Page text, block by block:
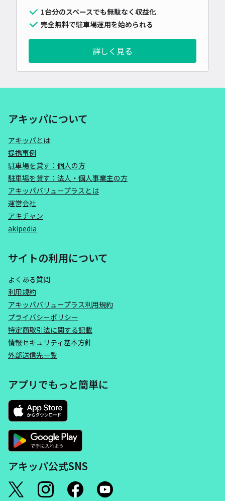
1台分のスペースでも無駄なく収益化
完全無料で駐車場運用を始められる
詳しく見る
アキッパについて
アキッパとは
提携事例
駐車場を貸す：個人の方
駐車場を貸す：法人・個人事業主の方
アキッパバリュープラスとは
運営会社
アキチャン
akipedia
サイトの利用について
よくある質問
利用規約
アキッパバリュープラス利用規約
プライバシーポリシー
特定商取引法に関する記載
情報セキュリティ基本方針
外部送信先一覧
アプリでもっと簡単に
アキッパ公式SNS